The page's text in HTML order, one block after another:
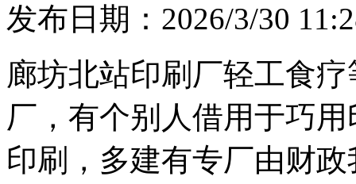
发布日期：2026/3/30
廊坊北站印刷厂轻工食
厂，有个别人借用于巧
印刷，多建有专厂由财